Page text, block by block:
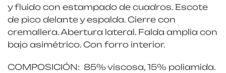
y fluido con estampado de cuadros. Escote
de pico delante y espalda. Cierre con
cremallera. Abertura lateral. Falda amplia con
bajo asimétrico. Con forro interior.
COMPOSICIÓN: 85% viscosa, 15% poliamida.